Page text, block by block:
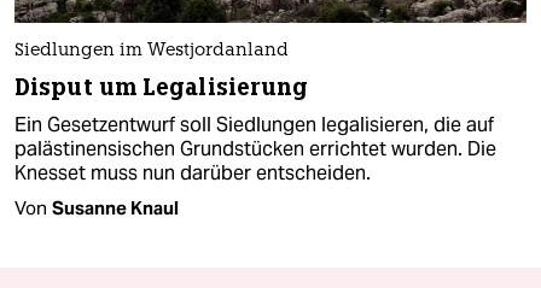
Siedlungen im Westjordanland
Disput um Legalisierung
Ein Gesetzentwurf soll Siedlungen legalisieren, die auf
palästinensischen Grundstücken errichtet wurden. Die
Knesset muss nun darüber entscheiden.
Von Susanne Knaul